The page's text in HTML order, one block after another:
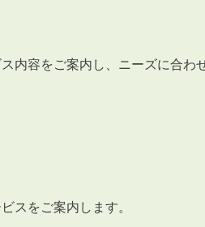
内容をご案内し、ニーズに合わ
スをご案内します。